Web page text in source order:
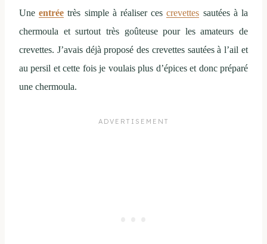
Uneentrée très simple à réaliser cescrevettes sautées à la
chermoula et surtout très goûteuse pour les amateurs de
crevettes. J’avais déjà proposé des crevettes sautées à l’ail et
au persil et cette fois je voulais plus d’épices et donc préparé
une chermoula.